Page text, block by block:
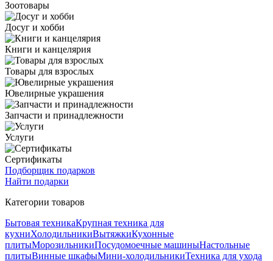
Зоотовары
Досуг и хобби
Книги и канцелярия
Товары для взрослых
Ювелирные украшения
Запчасти и принадлежности
Услуги
Сертификаты
Подборщик подарков
Найти подарки
Категории товаров
Бытовая техникаКрупная техника для
кухниХолодильникиВытяжкиКухонные
плитыМорозильникиПосудомоечные машиныНастольные
плитыВинные шкафыМини-холодильникиТехника для ухода